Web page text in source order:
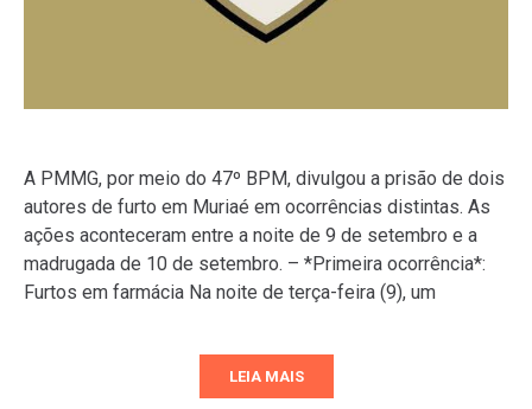
A PMMG, por meio do 47º BPM, divulgou a prisão de dois
autores de furto em Muriaé em ocorrências distintas. As
ações aconteceram entre a noite de 9 de setembro e a
madrugada de 10 de setembro. – *Primeira ocorrência*:
Furtos em farmácia Na noite de terça-feira (9), um
LEIA MAIS